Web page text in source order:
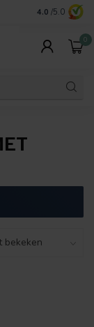
Veilige
4.0 /5.0
0